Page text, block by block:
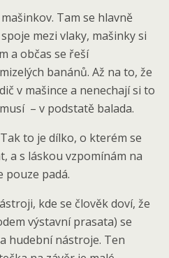
Tam se hlavně
mezi vlaky, mašinky si
a občas se řeší
banánů. Až na to, že
v mašince a nenechají si to
– v podstatě balada.
to je dílko, o kterém se
a s láskou vzpomínám na
pouze padá.
kde se člověk doví, že
výstavní prasata) se
hudební nástroje. Ten